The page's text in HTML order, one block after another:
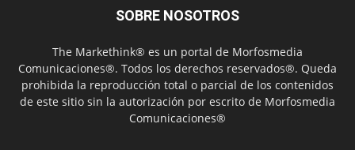
SOBRE NOSOTROS
The Markethink® es un portal de Morfosmedia
Comunicaciones®. Todos los derechos reservados®. Queda
prohibida la reproducción total o parcial de los contenidos
de este sitio sin la autorización por escrito de Morfosmedia
Comunicaciones®